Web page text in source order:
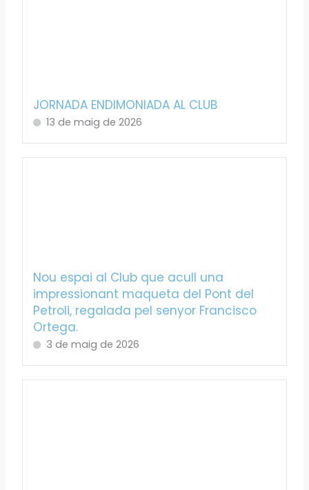
JORNADA ENDIMONIADA AL CLUB
13 de maig de 2026
Nou espai al Club que acull una
impressionant maqueta del Pont del
Petroli, regalada pel senyor Francisco
Ortega.
3 de maig de 2026